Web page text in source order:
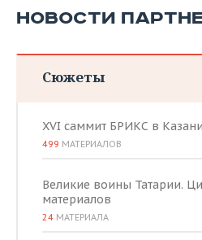
НОВОСТИ
Сюжеты
XVI саммит БРИКС в Казани
499 МАТЕРИАЛОВ
Великие воины Татарии.
материалов
24 МАТЕРИАЛА